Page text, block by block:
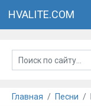
HVALITE.COM
Главная Песни